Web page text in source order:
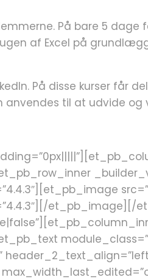
På bare 5
af Excel på
På disse kurser får
anvendes til at udvide
et_pb_image][/